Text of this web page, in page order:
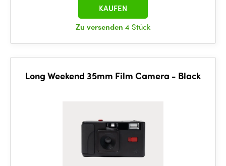
Zu versenden 4 Stück
KAUFEN
Long Weekend 35mm Film Camera - Black